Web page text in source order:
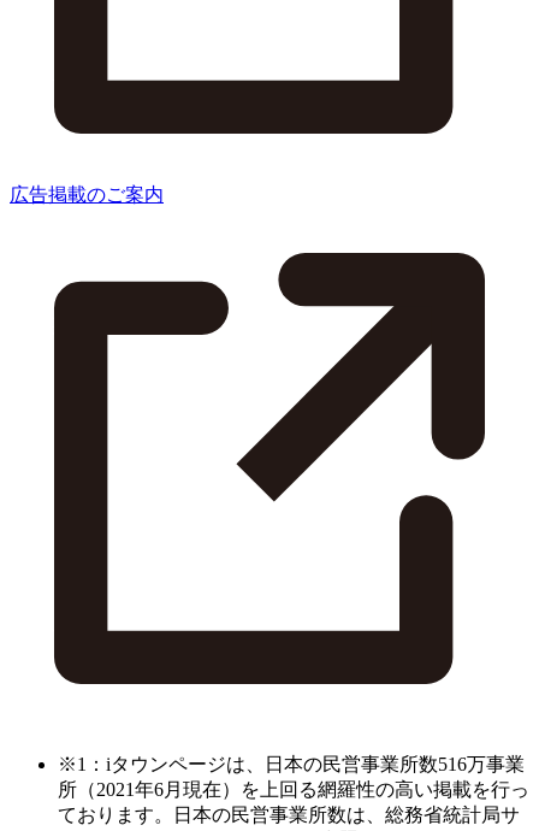
広告掲載のご案内
※1：iタウンページは、日本の民営事業所数516万事業
所（2021年6月現在）を上回る網羅性の高い掲載を行っ
ております。日本の民営事業所数は、総務省統計局サ